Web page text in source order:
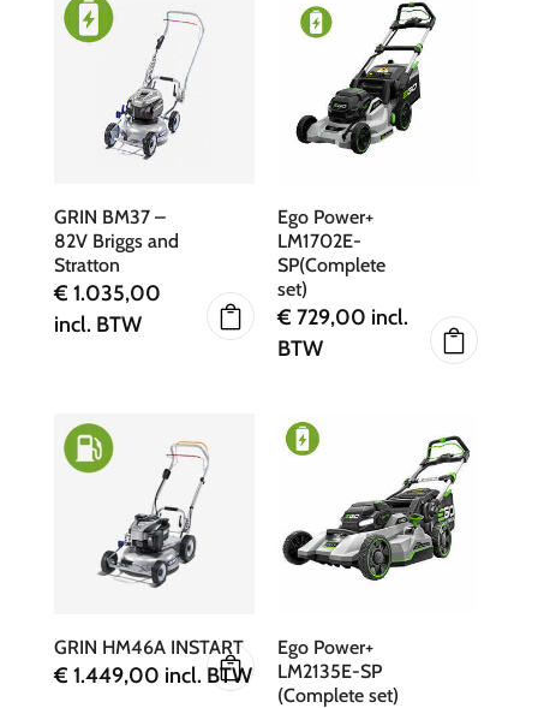
GRIN BM37 –
82V Briggs and
Stratton
€ 1.035,00
incl. BTW
Ego Power+
LM1702E-
SP(Complete
set)
€ 729,00 incl.
BTW
GRIN HM46A INSTART
€ 1.449,00 incl. BTW
Ego Power+
LM2135E-SP
(Complete set)